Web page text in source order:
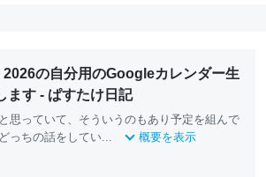
の自分用のGoogleカレンダー生
ます - ぱすたけ日記
思っていて、そういうのもあり予定を組んで
っちの話をしてい...
概要を表示